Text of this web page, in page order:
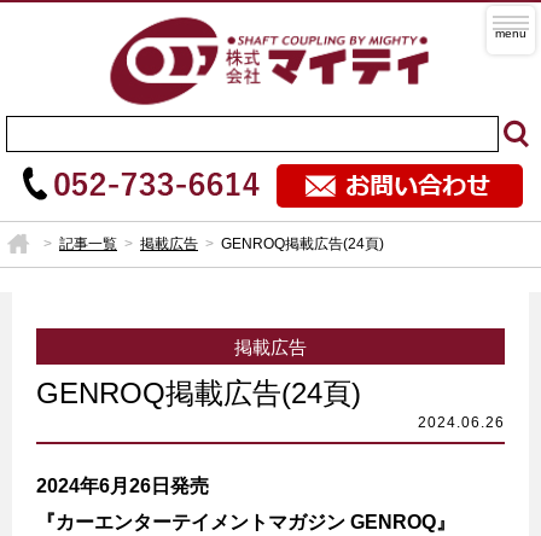
記事一覧 掲載広告 GENROQ掲載広告(24頁)
掲載広告
GENROQ掲載広告(24頁)
2024年6月26日発売
『カーエンターテイメントマガジン GENROQ』